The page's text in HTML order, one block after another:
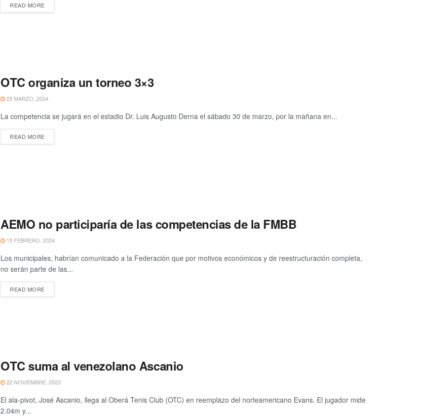
READ MORE
OTC organiza un torneo 3×3
25 MARZO, 2024
La competencia se jugará en el estadio Dr. Luis Augusto Derna el sábado 30 de marzo, por la mañana en...
READ MORE
AEMO no participaría de las competencias de la FMBB
15 FEBRERO, 2024
Los municipales, habrían comunicado a la Federación que por motivos económicos y de reestructuración completa,
no serán parte de las...
READ MORE
OTC suma al venezolano Ascanio
22 NOVIEMBRE, 2023
El ala-pivot, José Ascanio, llega al Oberá Tenis Club (OTC) en reemplazo del norteamericano Evans. El jugador mide
2.04m y...